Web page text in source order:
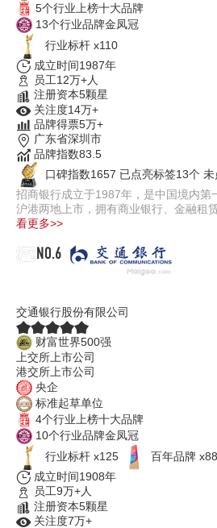
5个行业上榜十大品牌
13个行业品牌金凤冠
行业标杆 x110
成立时间1987年
员工12万+人
注册资本5颗星
关注度14万+
品牌得票5万+
广东省深圳市
品牌指数83.5
口碑指数1657 已点亮标签13个 未
招商银行成立于1987年，是中国境内
沪港两地上市，拥有商业银行、金融租
看更多>>
NO.6
交通银行股份有限公司
财富世界500强
上交所上市公司
港交所上市公司
央企
标准起草单位
4个行业上榜十大品牌
10个行业品牌金凤冠
行业标杆 x125
百年品牌 x88
成立时间1908年
员工9万+人
注册资本5颗星
关注度7万+